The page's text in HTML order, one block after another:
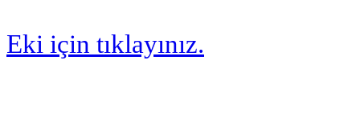
Eki için tıklayınız.